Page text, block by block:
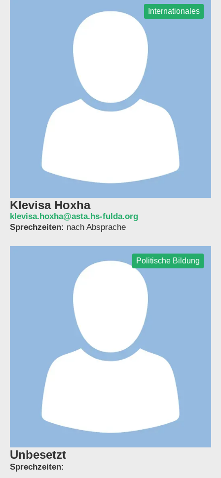
Internationales
Klevisa Hoxha
klevisa.hoxha@asta.hs-fulda.org
Sprechzeiten: nach Absprache
Politische Bildung
Unbesetzt
Sprechzeiten: